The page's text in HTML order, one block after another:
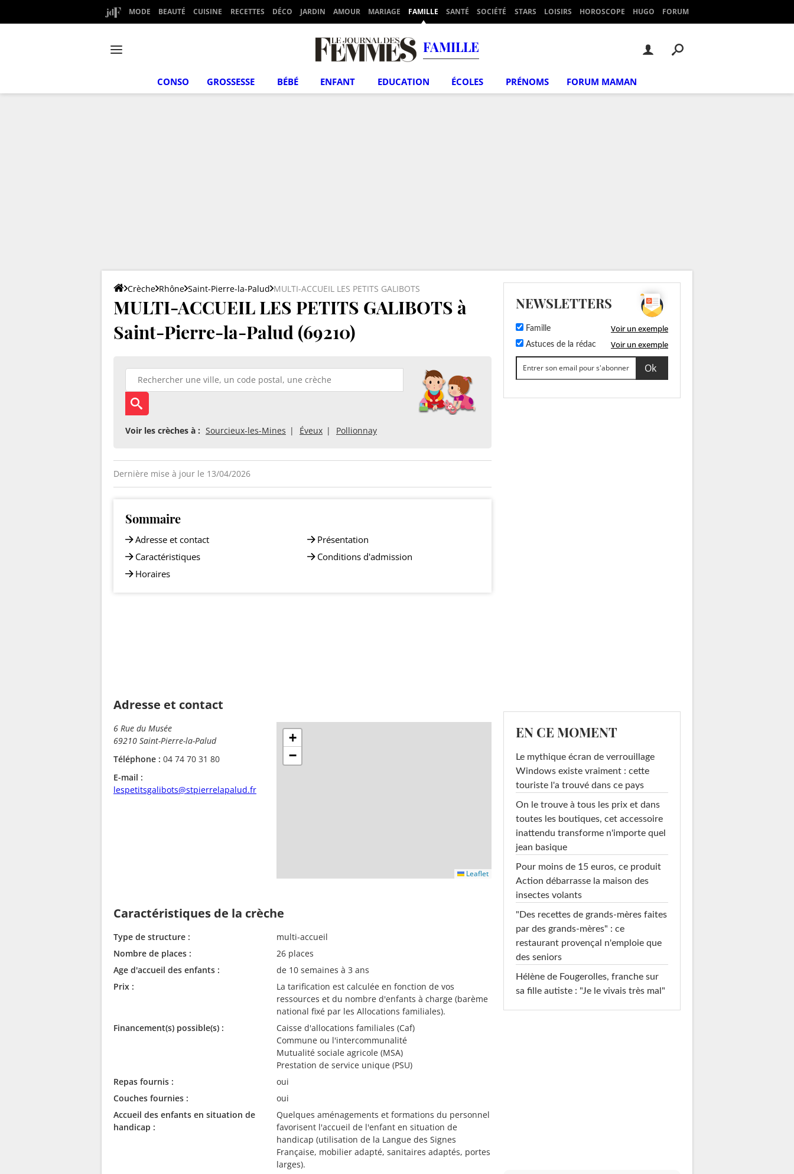
MODE BEAUTÉ CUISINE RECETTES DÉCO JARDIN AMOUR MARIAGE FAMILLE SANTÉ SOCIÉTÉ STARS LOISIRS HOROSCOPE HUGO FORUM
FAMILLE
CONSO GROSSESSE BÉBÉ ENFANT EDUCATION ÉCOLES PRÉNOMS FORUM MAMAN
Crèche Rhône Saint-Pierre-la-Palud MULTI-ACCUEIL LES PETITS GALIBOTS
MULTI-ACCUEIL LES PETITS GALIBOTS à
Saint-Pierre-la-Palud (69210)
Voir les crèches à : Sourcieux-les-Mines Éveux Pollionnay
Dernière mise à jour le 13/04/2026
Sommaire
Adresse et contact
Caractéristiques
Horaires
Présentation
Conditions d'admission
Adresse et contact
6 Rue du Musée
69210 Saint-Pierre-la-Palud
Téléphone : 04 74 70 31 80
E-mail :
lespetitsgalibots@stpierrelapalud.fr
+
−
Leaflet
Caractéristiques de la crèche
Type de structure :
multi-accueil
Nombre de places :
26 places
Age d'accueil des enfants :
de 10 semaines à 3 ans
Prix :
La tarification est calculée en fonction de vos
ressources et du nombre d'enfants à charge (barème
national fixé par les Allocations familiales).
Financement(s) possible(s) :
Caisse d'allocations familiales (Caf)
Commune ou l'intercommunalité
Mutualité sociale agricole (MSA)
Prestation de service unique (PSU)
Repas fournis :
oui
Couches fournies :
oui
Accueil des enfants en situation de
handicap :
Quelques aménagements et formations du personnel
favorisent l'accueil de l'enfant en situation de
handicap (utilisation de la Langue des Signes
Française, mobilier adapté, sanitaires adaptés, portes
larges).
NEWSLETTERS
Famille Voir un exemple
Astuces de la rédac Voir un exemple
EN CE MOMENT
Le mythique écran de verrouillage
Windows existe vraiment : cette
touriste l'a trouvé dans ce pays
On le trouve à tous les prix et dans
toutes les boutiques, cet accessoire
inattendu transforme n'importe quel
jean basique
Pour moins de 15 euros, ce produit
Action débarrasse la maison des
insectes volants
"Des recettes de grands-mères faites
par des grands-mères" : ce
restaurant provençal n'emploie que
des seniors
Hélène de Fougerolles, franche sur
sa fille autiste : "Je le vivais très mal"